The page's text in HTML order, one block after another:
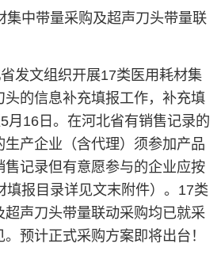
中带量采购及超声刀头带量联
文组织开展17类医用耗材集
头的信息补充填报工作，补充填
月16日。在河北省有销售记录的
产企业（含代理）须参加产品
记录但有意愿参与的企业应按
填报目录详见文末附件）。17类
声刀头带量联动采购均已就采
预计正式采购方案即将出台！